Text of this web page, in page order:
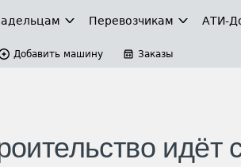
Перевозчикам АТИ-
Добавить машину Заказы
идёт